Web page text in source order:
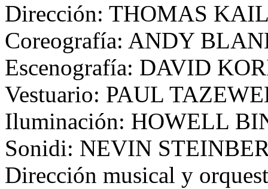
Dirección: THOMAS
Coreografía: ANDY
Escenografía: DAVID
Vestuario: PAUL
Iluminación: HOWELL
Sonidi: NEVIN
Dirección musical y